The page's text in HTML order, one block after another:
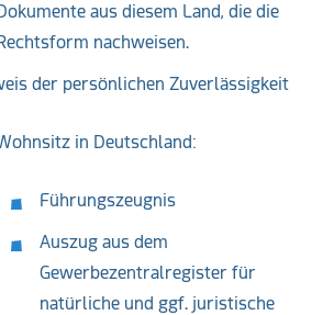
aus diesem Land, die die
nachweisen.
der persönlichen Zuverlässigkeit
in Deutschland:
Führungszeugnis
Auszug aus dem
Gewerbezentralregister für
natürliche und ggf. juristische